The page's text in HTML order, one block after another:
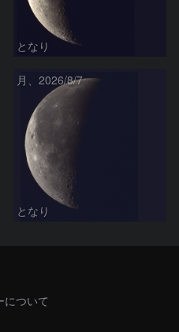
となり
月、2026/8/7
となり
について